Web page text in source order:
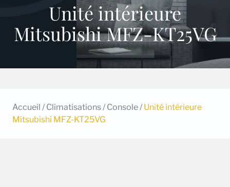
Unité intérieure
Mitsubishi MFZ-KT25VG
Accueil / Climatisations/ Console/ Unité intérieure
Mitsubishi MFZ-KT25VG